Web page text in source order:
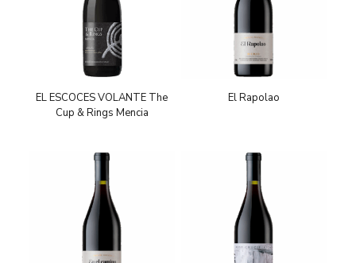
EL ESCOCES VOLANTE The
Cup & Rings Mencia
El Rapolao